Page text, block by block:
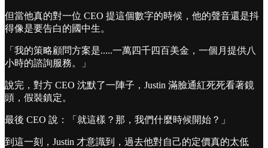
但當他真的對一位 CEO 提這個數字的時候，他的聲音還是抖
得像是要告白的國中生。
「我的策略顧問方案是.....一萬四千四百美金，一個月提供八
小時的諮詢服務。」
說完，對方 CEO 沈默了一陣子，Justin 滿臉通紅死死看著鏡
頭，假裝鎮定。
最後 CEO 說：「就這樣？那，我們什麼時候開始？」
到這一刻，Justin 才意識到，過去他對自己的定價真的太低